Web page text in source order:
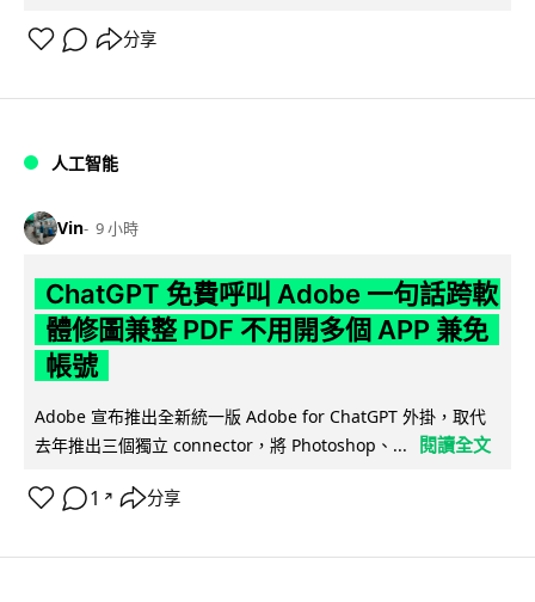
分享
人工智能
Vin 9 小時
ChatGPT 免費呼叫 Adobe 一句話跨軟
體修圖兼整 PDF 不用開多個 APP 兼免
帳號
Adobe 宣布推出全新統一版 Adobe for ChatGPT 外掛，取代
去年推出三個獨立 connector，將 Photoshop、...
閱讀全文
1 ↗ 分享